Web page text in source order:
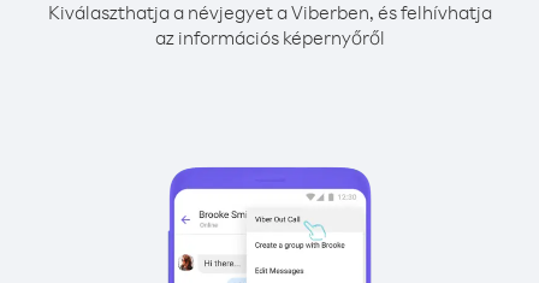
Kiválaszthatja a névjegyet a Viberben, és felhívhatja
az információs képernyőről